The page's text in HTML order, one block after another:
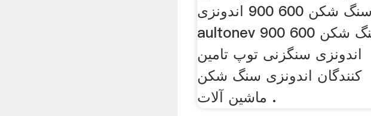
سنگ شکن 600 900 اندونزی
aultonev سنگ شکن 600 900
اندونزی سنگزنی توپ تامین
کنندگان اندونزی سنگ شکن
ماشین آلات .